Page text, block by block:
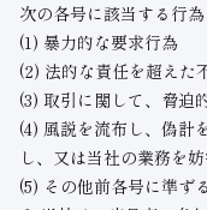
次の各号に該当する行
(1) 暴力的な要求行為
(2) 法的な責任を超えた
(3) 取引に関して、脅迫
(4) 風説を流布し、偽計
し、又は当社の業務を
(5) その他前各号に準ず